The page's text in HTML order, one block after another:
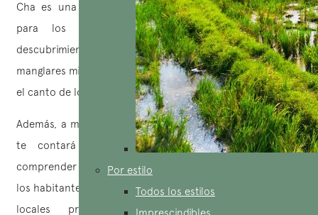
Por estilo
Todos los estilos
Imprescindibles
Cha es una actividad ideal. Este recorrido es perfecto
para los aventureros en busca de desafíos y
descubrimientos en plena naturaleza. Atravesarás los
manglares mientras admiras los paisajes salvajes, escuchas
el canto de los pájaros y respiras el aire puro del bosque.
Además, a medida que avanzas en su exploración, el guía
te contará historias locales, lo que te permitirá
comprender mejor la vida, la cultura y las tradiciones de
los habitantes de la región. También descubrirás cómo los
locales preservan y mantienen este bosque,